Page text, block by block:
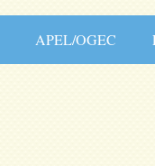
APEL/OGEC